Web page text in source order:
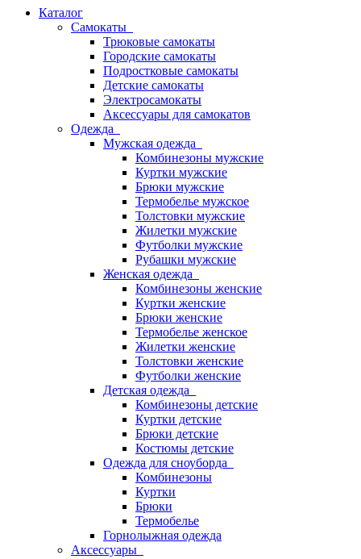
Каталог
Самокаты
Трюковые самокаты
Городские самокаты
Подростковые самокаты
Детские самокаты
Электросамокаты
Аксессуары для самокатов
Одежда
Мужская одежда
Комбинезоны мужские
Куртки мужские
Брюки мужские
Термобелье мужское
Толстовки мужские
Жилетки мужские
Футболки мужские
Рубашки мужские
Женская одежда
Комбинезоны женские
Куртки женские
Брюки женские
Термобелье женское
Жилетки женские
Толстовки женские
Футболки женские
Детская одежда
Комбинезоны детские
Куртки детские
Брюки детские
Костюмы детские
Одежда для сноуборда
Комбинезоны
Куртки
Брюки
Термобелье
Горнолыжная одежда
Аксессуары